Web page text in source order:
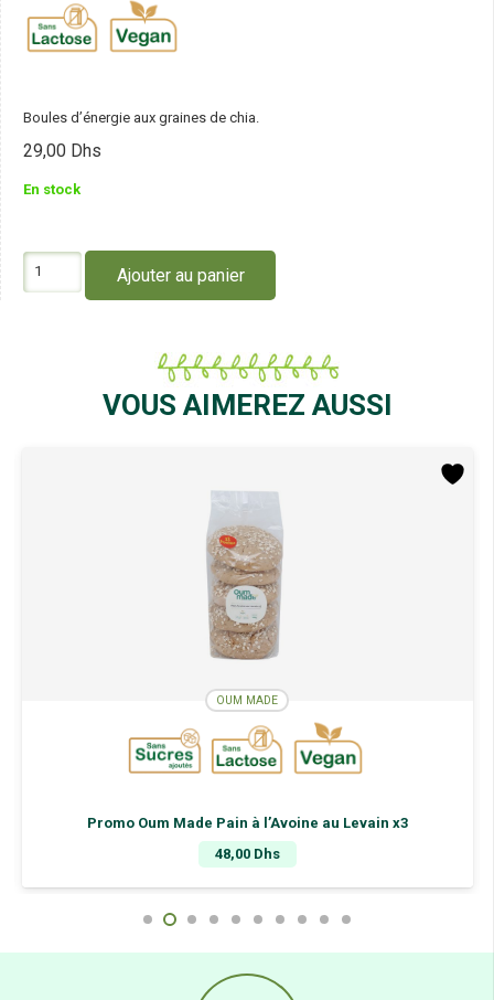
Boules d’énergie aux graines de chia.
29,00 Dhs
En stock
Ajouter au panier
VOUS AIMEREZ AUSSI
OUM MADE
Promo Oum Made Pain à l’Avoine au Levain x3
48,00 Dhs